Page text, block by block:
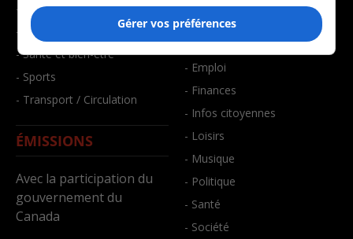
- Environnement
- Faits divers
- Santé et bien-être
- Sports
- Transport / Circulation
ÉMISSIONS
Avec la participation du
gouvernement du
Canada
- Art de vivre
- Bien-être
- Emploi
- Finances
- Infos citoyennes
- Loisirs
- Musique
- Politique
- Santé
- Société
Gérer vos préférences